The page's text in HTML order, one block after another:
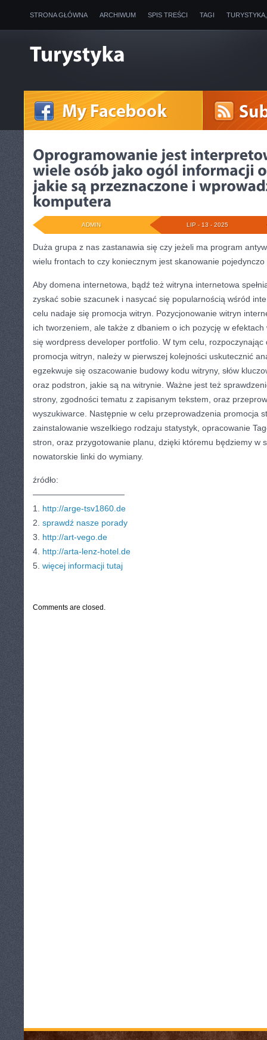
STRONA GŁÓWNA ARCHIWUM SPIS TREŚCI TAGI
LIP - 13 - 2025
ADMIN
Duża grupa z nas zastanawia się czy jeżeli ma program
wielu frontach to czy koniecznym jest skanowanie
Aby domena internetowa, bądź też witryna internetowa
zyskać sobie szacunek i nasycać się popularnością wśród
celu nadaje się promocja witryn. Pozycjonowanie witryn
ich tworzeniem, ale także z dbaniem o ich pozycję w
się wordpress developer portfolio. W tym celu, rozpoczynając
promocja witryn, należy w pierwszej kolejności uskutecznić
egzekwuje się oszacowanie budowy kodu witryny, słów
oraz podstron, jakie są na witrynie. Ważne jest też
strony, zgodności tematu z zapisanym tekstem, oraz
wyszukiwarce. Następnie w celu przeprowadzenia promocja
zainstalowanie wszelkiego rodzaju statystyk, opracowanie
stron, oraz przygotowanie planu, dzięki któremu będziemy w
nowatorskie linki do wymiany.
źródło:
———————————
1. http://arge-tsv1860.de
2. sprawdź nasze porady
3. http://art-vego.de
4. http://arta-lenz-hotel.de
5. więcej informacji tutaj
Comments are closed.